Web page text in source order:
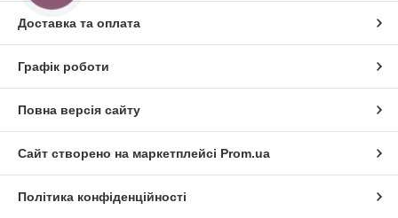
Доставка та оплата
Графік роботи
Повна версія сайту
Сайт створено на маркетплейсі Prom.ua
Політика конфіденційності